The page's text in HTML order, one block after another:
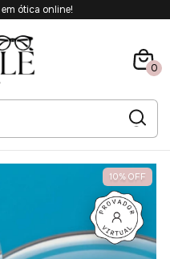
ótica online!
0
10% OFF